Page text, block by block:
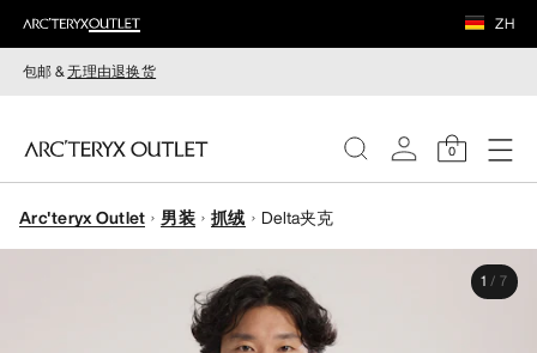
ZH
包邮 &无理由退换货
0
女装
Arc'teryx Outlet 男装 抓绒 Delta夹克
1 / 7